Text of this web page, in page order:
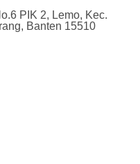
PIK 2, Lemo, Kec.
Banten 15510